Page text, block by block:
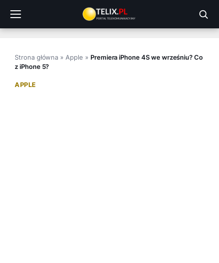
treści
Strona główna » Apple » Premiera iPhone 4S we wrześniu? Co
z iPhone 5?
APPLE